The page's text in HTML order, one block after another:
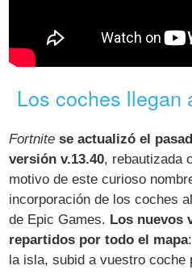
Los coches llegan
Fortnite se actualizó el
versión v.13.40, rebautizada
motivo de este curioso
incorporación de los coches
de Epic Games. Los nuevos
repartidos por todo el mapa
la isla, subid a vuestro coche